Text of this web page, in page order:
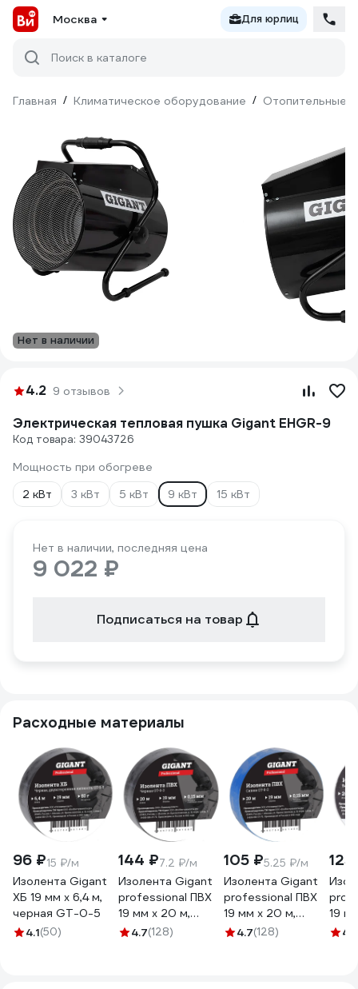
Москва Для юрлиц
Поиск в каталоге
Главная / Климатическое оборудование / Отопительные
Нет в наличии
4.2 9 отзывов
Электрическая тепловая пушка Gigant EHGR-9
Код товара: 39043726
Мощность при обогреве
2 кВт
3 кВт 5 кВт 9 кВт 15 кВт
Нет в наличии, последняя цена
9 022 ₽
Подписаться на товар
Расходные материалы
96 ₽15 ₽/м
Изолента Gigant
ХБ 19 мм х 6,4 м,
черная GT-0-5
4.1(50)
144 ₽7.2 ₽/м
Изолента Gigant
professional ПВХ
19 мм х 20 м,
черная GT-0-3
4.7(128)
105 ₽5.25 ₽/м
Изолента Gigant
professional ПВХ
19 мм х 20 м,
синяя GT-0-2
4.7(128)
125
19
4.7